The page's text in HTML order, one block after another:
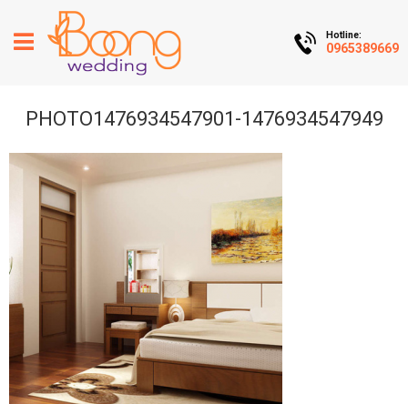
Hotline:
0965389669
PHOTO1476934547901-1476934547949